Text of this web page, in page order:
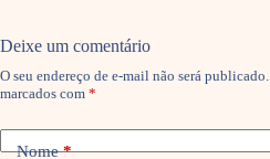
Deixe um comentário
O seu endereço de e-mail não será publicado.
marcados com *
Nome*